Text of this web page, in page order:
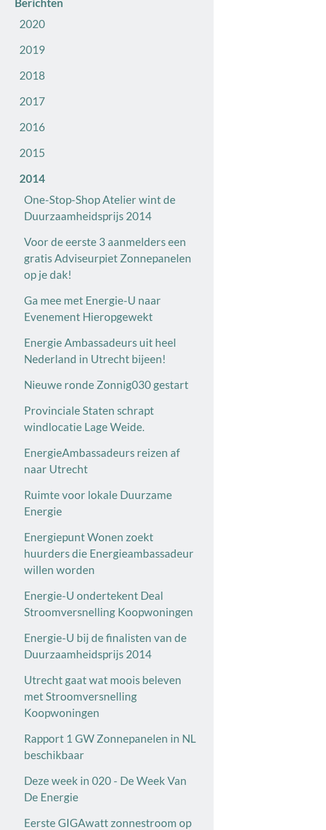
2020
2019
2018
2017
2016
2015
2014
One-Stop-Shop Atelier wint de
Duurzaamheidsprijs 2014
Voor de eerste 3 aanmelders een
gratis Adviseurpiet Zonnepanelen
op je dak!
Ga mee met Energie-U naar
Evenement Hieropgewekt
Energie Ambassadeurs uit heel
Nederland in Utrecht bijeen!
Nieuwe ronde Zonnig030 gestart
Provinciale Staten schrapt
windlocatie Lage Weide.
EnergieAmbassadeurs reizen af
naar Utrecht
Ruimte voor lokale Duurzame
Energie
Energiepunt Wonen zoekt
huurders die Energieambassadeur
willen worden
Energie-U ondertekent Deal
Stroomversnelling Koopwoningen
Energie-U bij de finalisten van de
Duurzaamheidsprijs 2014
Utrecht gaat wat moois beleven
met Stroomversnelling
Koopwoningen
Rapport 1 GW Zonnepanelen in NL
beschikbaar
Deze week in 020 - De Week Van
De Energie
Eerste GIGAwatt zonnestroom op